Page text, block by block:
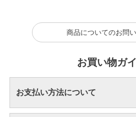
商品についてのお問
お買い物ガ
お支払い方法について